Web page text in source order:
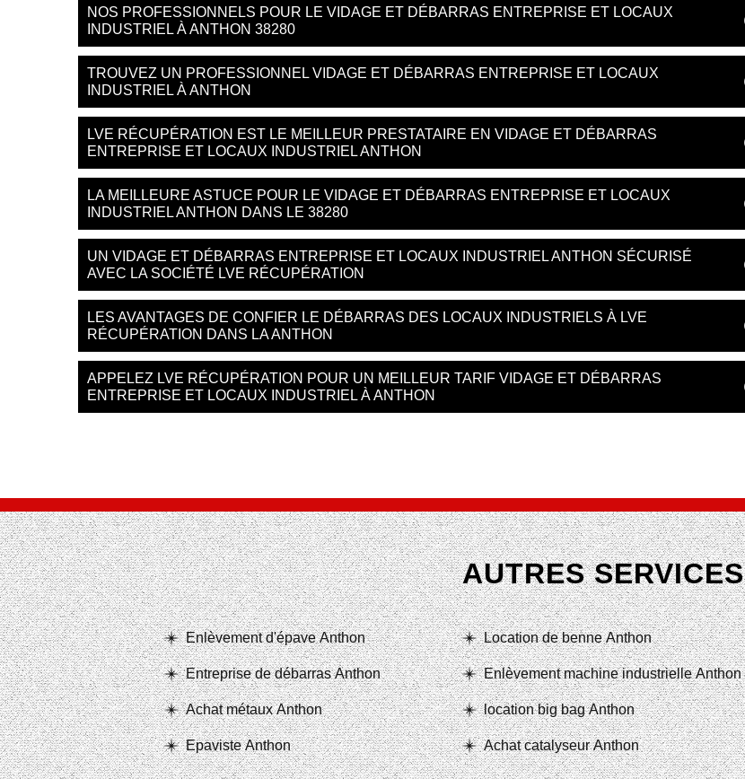
NOS PROFESSIONNELS POUR LE VIDAGE ET DÉBARRAS ENTREPRISE ET LOCAUX
INDUSTRIEL À ANTHON 38280
TROUVEZ UN PROFESSIONNEL VIDAGE ET DÉBARRAS ENTREPRISE ET LOCAUX
INDUSTRIEL À ANTHON
LVE RÉCUPÉRATION EST LE MEILLEUR PRESTATAIRE EN VIDAGE ET DÉBARRAS
ENTREPRISE ET LOCAUX INDUSTRIEL ANTHON
LA MEILLEURE ASTUCE POUR LE VIDAGE ET DÉBARRAS ENTREPRISE ET LOCAUX
INDUSTRIEL ANTHON DANS LE 38280
UN VIDAGE ET DÉBARRAS ENTREPRISE ET LOCAUX INDUSTRIEL ANTHON SÉCURISÉ
AVEC LA SOCIÉTÉ LVE RÉCUPÉRATION
LES AVANTAGES DE CONFIER LE DÉBARRAS DES LOCAUX INDUSTRIELS À LVE
RÉCUPÉRATION DANS LA ANTHON
APPELEZ LVE RÉCUPÉRATION POUR UN MEILLEUR TARIF VIDAGE ET DÉBARRAS
ENTREPRISE ET LOCAUX INDUSTRIEL À ANTHON
AUTRES SERVICES
Enlèvement d'épave Anthon
Entreprise de débarras Anthon
Achat métaux Anthon
Epaviste Anthon
Location de benne Anthon
Enlèvement machine industrielle Anthon
location big bag Anthon
Achat catalyseur Anthon